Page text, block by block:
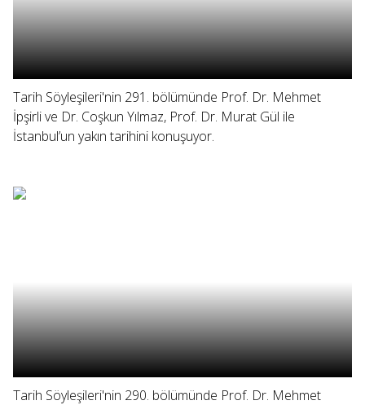
Tarih Söyleşileri'nin 291. bölümünde Prof. Dr. Mehmet
İpşirli ve Dr. Coşkun Yılmaz, Prof. Dr. Murat Gül ile
İstanbul’un yakın tarihini konuşuyor.
Tarih Söyleşileri'nin 290. bölümünde Prof. Dr. Mehmet